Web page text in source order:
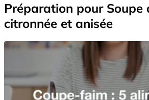
Préparation pour Soupe
citronnée et anisée